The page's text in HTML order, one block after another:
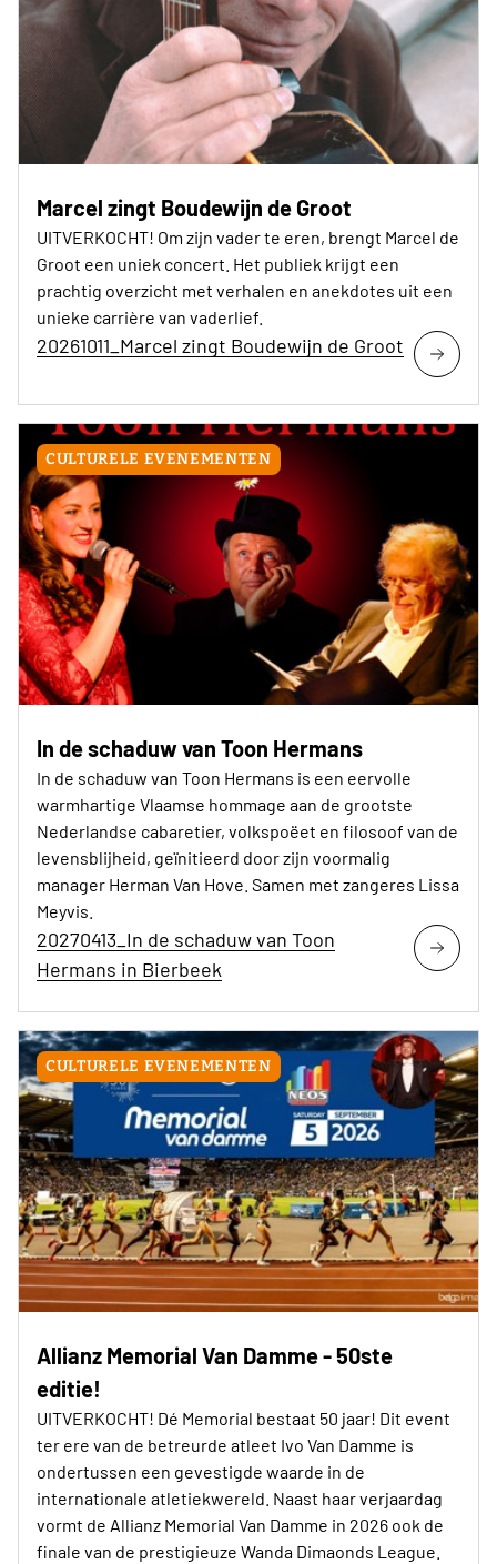
Marcel zingt Boudewijn de Groot
UITVERKOCHT! Om zijn vader te eren, brengt Marcel de
Groot een uniek concert. Het publiek krijgt een
prachtig overzicht met verhalen en anekdotes uit een
unieke carrière van vaderlief.
20261011_Marcel zingt Boudewijn de Groot
CULTURELE EVENEMENTEN
In de schaduw van Toon Hermans
In de schaduw van Toon Hermans is een eervolle
warmhartige Vlaamse hommage aan de grootste
Nederlandse cabaretier, volkspoëet en filosoof van de
levensblijheid, geïnitieerd door zijn voormalig
manager Herman Van Hove. Samen met zangeres Lissa
Meyvis.
20270413_In de schaduw van Toon
Hermans in Bierbeek
CULTURELE EVENEMENTEN
Allianz Memorial Van Damme - 50ste
editie!
UITVERKOCHT! Dé Memorial bestaat 50 jaar! Dit event
ter ere van de betreurde atleet Ivo Van Damme is
ondertussen een gevestigde waarde in de
internationale atletiekwereld. Naast haar verjaardag
vormt de Allianz Memorial Van Damme in 2026 ook de
finale van de prestigieuze Wanda Dimaonds League.